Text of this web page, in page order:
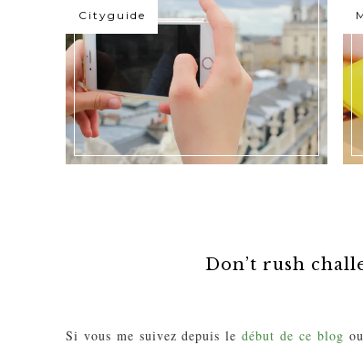
Cityguide
Don’t rush
Si vous me suivez depuis le début de ce blog